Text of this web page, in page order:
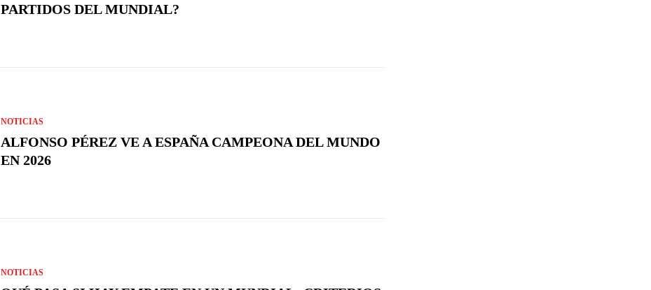
PARTIDOS DEL MUNDIAL?
NOTICIAS
ALFONSO PÉREZ VE A ESPAÑA CAMPEONA DEL MUNDO
EN 2026
NOTICIAS